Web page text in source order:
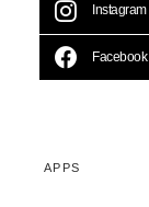
Instagram
Facebook
APPS